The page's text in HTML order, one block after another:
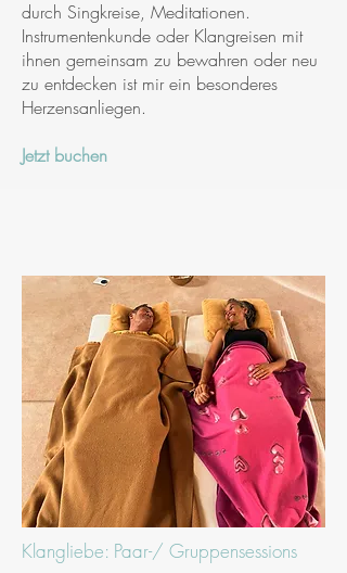
durch Singkreise, Meditationen.
Instrumentenkunde oder Klangreisen mit
ihnen gemeinsam zu bewahren oder neu
zu entdecken ist mir ein besonderes
Herzensanliegen.
Jetzt buchen
Klangliebe: Paar-/ Gruppensessions